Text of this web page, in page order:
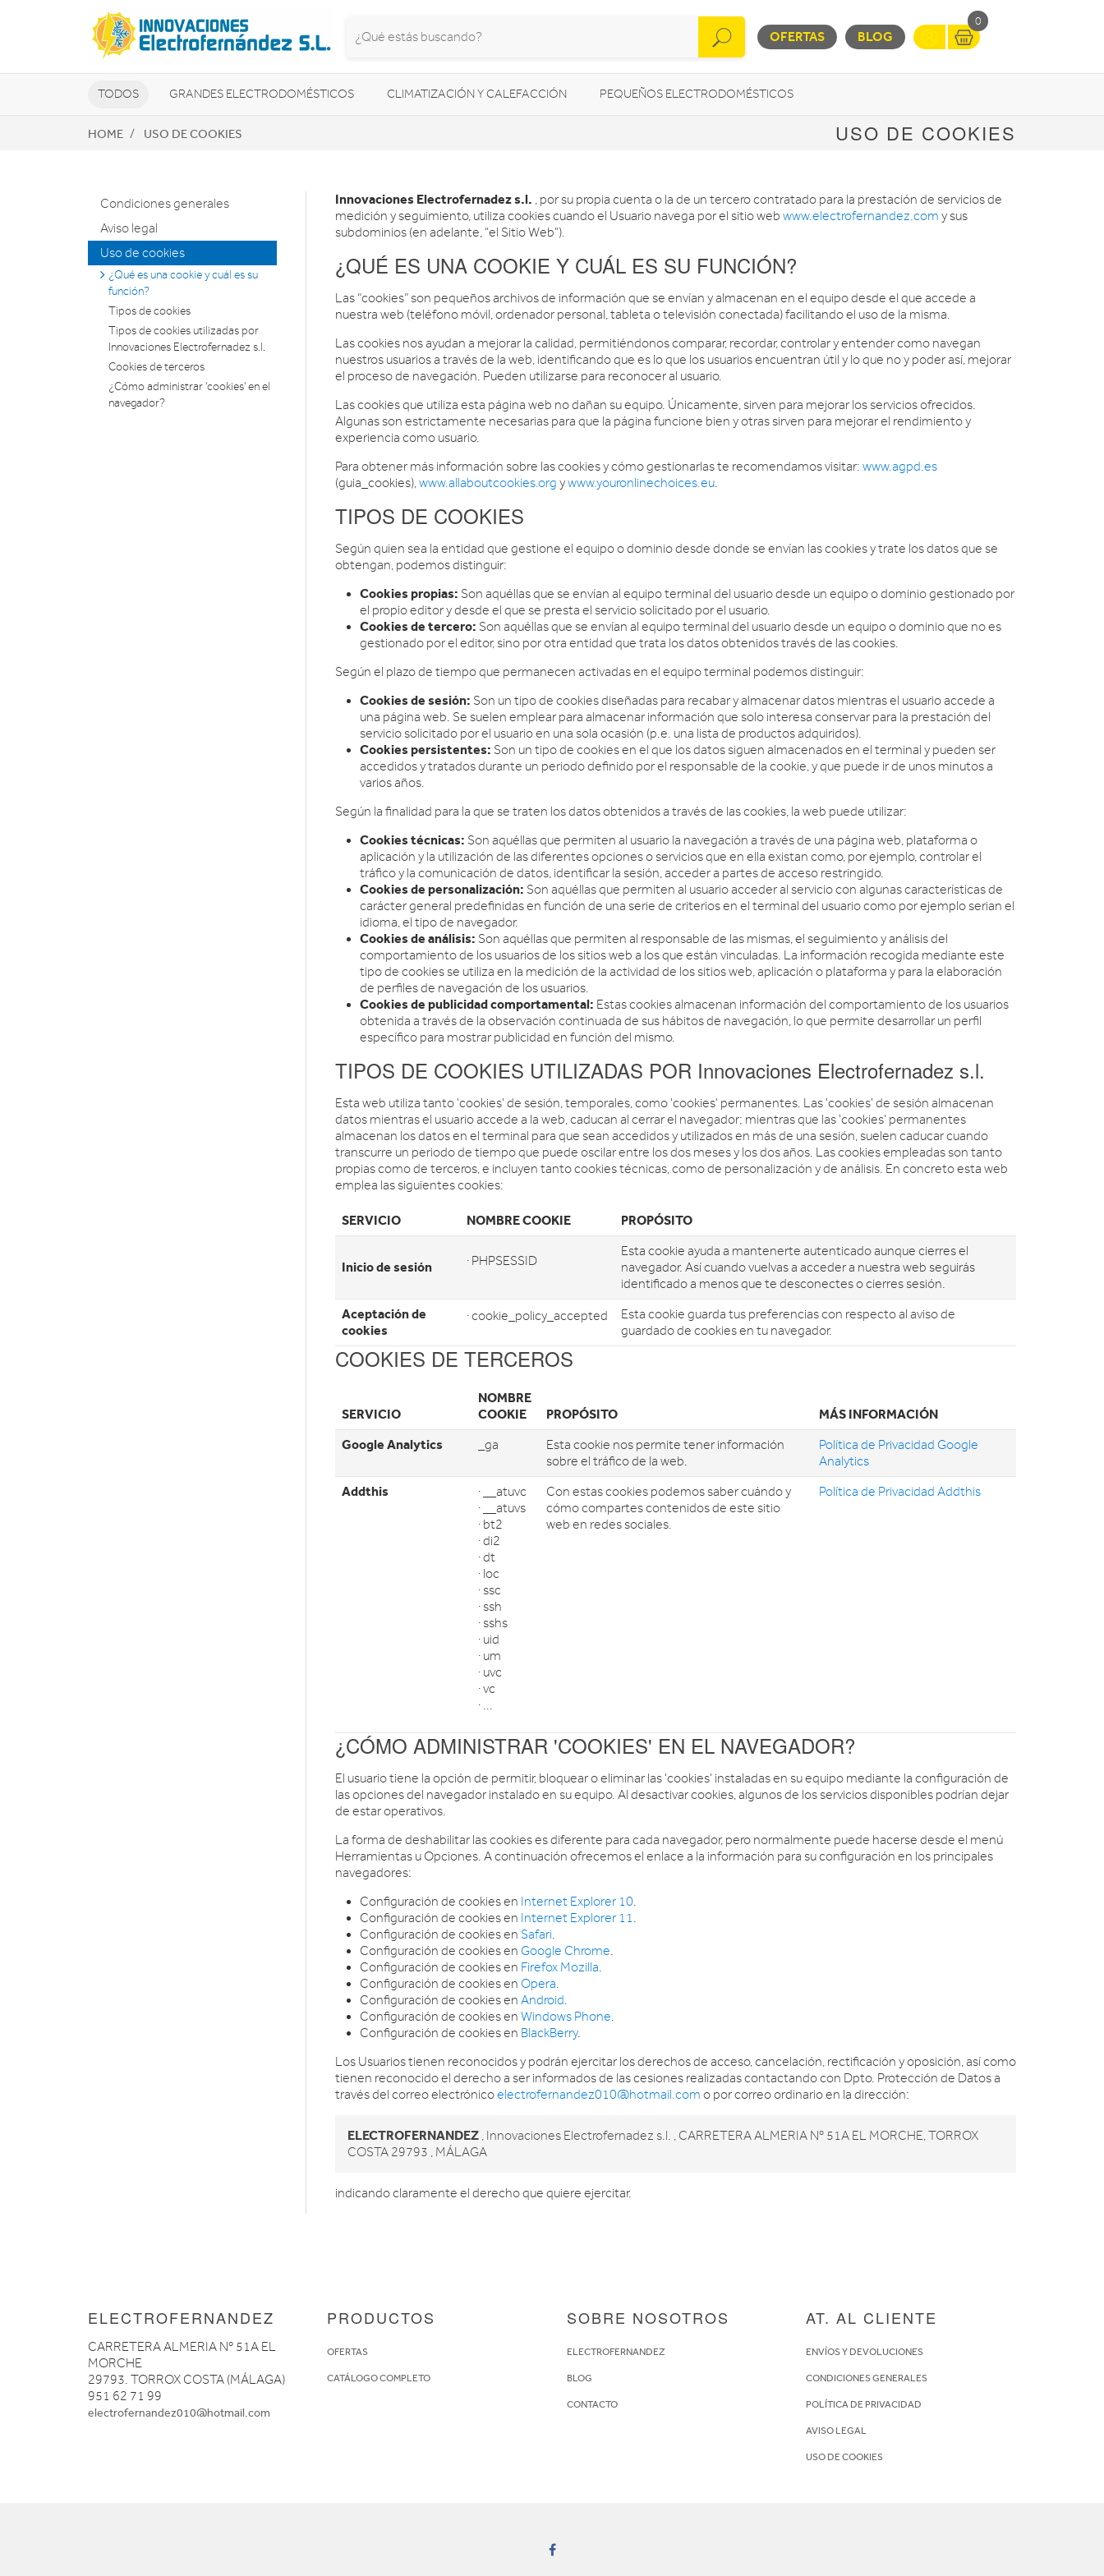
OFERTAS BLOG
0
TODOS GRANDES ELECTRODOMÉSTICOS CLIMATIZACIÓN Y CALEFACCIÓN PEQUEÑOS ELECTRODOMÉSTICOS
TELEVISORES Y REPRODUCTORES INFORMÁTICA MOVILIDAD URBANA
HOME USO DE COOKIES USO DE COOKIES
Condiciones generales
Aviso legal
Uso de cookies
¿Qué es una cookie y cuál es su
función?
Tipos de cookies
Tipos de cookies utilizadas por
Innovaciones Electrofernadez s.l.
Cookies de terceros
¿Cómo administrar 'cookies' en el
navegador?
Innovaciones Electrofernadez s.l. , por su propia cuenta o la de un tercero contratado para la prestación de servicios de
medición y seguimiento, utiliza cookies cuando el Usuario navega por el sitio web www.electrofernandez.com y sus
subdominios (en adelante, "el Sitio Web").
¿QUÉ ES UNA COOKIE Y CUÁL ES SU FUNCIÓN?
Las “cookies” son pequeños archivos de información que se envían y almacenan en el equipo desde el que accede a
nuestra web (teléfono móvil, ordenador personal, tableta o televisión conectada) facilitando el uso de la misma.
Las cookies nos ayudan a mejorar la calidad, permitiéndonos comparar, recordar, controlar y entender como navegan
nuestros usuarios a través de la web, identificando que es lo que los usuarios encuentran útil y lo que no y poder así, mejorar
el proceso de navegación. Pueden utilizarse para reconocer al usuario.
Las cookies que utiliza esta página web no dañan su equipo. Únicamente, sirven para mejorar los servicios ofrecidos.
Algunas son estrictamente necesarias para que la página funcione bien y otras sirven para mejorar el rendimiento y
experiencia como usuario.
Para obtener más información sobre las cookies y cómo gestionarlas te recomendamos visitar: www.agpd.es
(guia_cookies),www.allaboutcookies.org ywww.youronlinechoices.eu.
TIPOS DE COOKIES
Según quien sea la entidad que gestione el equipo o dominio desde donde se envían las cookies y trate los datos que se
obtengan, podemos distinguir:
Cookies propias: Son aquéllas que se envían al equipo terminal del usuario desde un equipo o dominio gestionado por
el propio editor y desde el que se presta el servicio solicitado por el usuario.
Cookies de tercero: Son aquéllas que se envían al equipo terminal del usuario desde un equipo o dominio que no es
gestionado por el editor, sino por otra entidad que trata los datos obtenidos través de las cookies.
Según el plazo de tiempo que permanecen activadas en el equipo terminal podemos distinguir:
Cookies de sesión: Son un tipo de cookies diseñadas para recabar y almacenar datos mientras el usuario accede a
una página web. Se suelen emplear para almacenar información que solo interesa conservar para la prestación del
servicio solicitado por el usuario en una sola ocasión (p.e. una lista de productos adquiridos).
Cookies persistentes: Son un tipo de cookies en el que los datos siguen almacenados en el terminal y pueden ser
accedidos y tratados durante un periodo definido por el responsable de la cookie, y que puede ir de unos minutos a
varios años.
Según la finalidad para la que se traten los datos obtenidos a través de las cookies, la web puede utilizar:
Cookies técnicas: Son aquéllas que permiten al usuario la navegación a través de una página web, plataforma o
aplicación y la utilización de las diferentes opciones o servicios que en ella existan como, por ejemplo, controlar el
tráfico y la comunicación de datos, identificar la sesión, acceder a partes de acceso restringido.
Cookies de personalización: Son aquéllas que permiten al usuario acceder al servicio con algunas características de
carácter general predefinidas en función de una serie de criterios en el terminal del usuario como por ejemplo serian el
idioma, el tipo de navegador.
Cookies de análisis: Son aquéllas que permiten al responsable de las mismas, el seguimiento y análisis del
comportamiento de los usuarios de los sitios web a los que están vinculadas. La información recogida mediante este
tipo de cookies se utiliza en la medición de la actividad de los sitios web, aplicación o plataforma y para la elaboración
de perfiles de navegación de los usuarios.
Cookies de publicidad comportamental: Estas cookies almacenan información del comportamiento de los usuarios
obtenida a través de la observación continuada de sus hábitos de navegación, lo que permite desarrollar un perfil
específico para mostrar publicidad en función del mismo.
TIPOS DE COOKIES UTILIZADAS POR Innovaciones Electrofernadez s.l.
Esta web utiliza tanto 'cookies' de sesión, temporales, como 'cookies' permanentes. Las 'cookies' de sesión almacenan
datos mientras el usuario accede a la web, caducan al cerrar el navegador; mientras que las 'cookies' permanentes
almacenan los datos en el terminal para que sean accedidos y utilizados en más de una sesión, suelen caducar cuando
transcurre un periodo de tiempo que puede oscilar entre los dos meses y los dos años. Las cookies empleadas son tanto
propias como de terceros, e incluyen tanto cookies técnicas, como de personalización y de análisis. En concreto esta web
emplea las siguientes cookies:
SERVICIO NOMBRE COOKIE PROPÓSITO
Inicio de sesión · PHPSESSID
Esta cookie ayuda a mantenerte autenticado aunque cierres el
navegador. Así cuando vuelvas a acceder a nuestra web seguirás
identificado a menos que te desconectes o cierres sesión.
Aceptación de
cookies
· cookie_policy_accepted
Esta cookie guarda tus preferencias con respecto al aviso de
guardado de cookies en tu navegador.
COOKIES DE TERCEROS
SERVICIO
NOMBRE
COOKIE
PROPÓSITO
MÁS INFORMACIÓN
Google Analytics
_ga
Esta cookie nos permite tener información
sobre el tráfico de la web.
Política de Privacidad Google
Analytics
Addthis
· __atuvc
· __atuvs
· bt2
· di2
· dt
· loc
· ssc
· ssh
· sshs
· uid
· um
· uvc
· vc
· ...
Con estas cookies podemos saber cuándo y
cómo compartes contenidos de este sitio
web en redes sociales.
Política de Privacidad Addthis
¿CÓMO ADMINISTRAR 'COOKIES' EN EL NAVEGADOR?
El usuario tiene la opción de permitir, bloquear o eliminar las 'cookies' instaladas en su equipo mediante la configuración de
las opciones del navegador instalado en su equipo. Al desactivar cookies, algunos de los servicios disponibles podrían dejar
de estar operativos.
La forma de deshabilitar las cookies es diferente para cada navegador, pero normalmente puede hacerse desde el menú
Herramientas u Opciones. A continuación ofrecemos el enlace a la información para su configuración en los principales
navegadores:
Configuración de cookies en Internet Explorer 10.
Configuración de cookies en Internet Explorer 11.
Configuración de cookies en Safari.
Configuración de cookies en Google Chrome.
Configuración de cookies en Firefox Mozilla.
Configuración de cookies en Opera.
Configuración de cookies en Android.
Configuración de cookies en Windows Phone.
Configuración de cookies en BlackBerry.
Los Usuarios tienen reconocidos y podrán ejercitar los derechos de acceso, cancelación, rectificación y oposición, así como
tienen reconocido el derecho a ser informados de las cesiones realizadas contactando con Dpto. Protección de Datos a
través del correo electrónicoelectrofernandez010@hotmail.com o por correo ordinario en la dirección:
ELECTROFERNANDEZ , Innovaciones Electrofernadez s.l. , CARRETERA ALMERIA Nº 51A EL MORCHE, TORROX
COSTA 29793 , MÁLAGA
indicando claramente el derecho que quiere ejercitar.
ELECTROFERNANDEZ
CARRETERA ALMERIA Nº 51A EL
MORCHE
29793. TORROX COSTA (MÁLAGA)
951 62 71 99
electrofernandez010@hotmail.com
PRODUCTOS
OFERTAS
CATÁLOGO COMPLETO
SOBRE NOSOTROS
ELECTROFERNANDEZ
BLOG
CONTACTO
AT. AL CLIENTE
ENVÍOS Y DEVOLUCIONES
CONDICIONES GENERALES
POLÍTICA DE PRIVACIDAD
AVISO LEGAL
USO DE COOKIES